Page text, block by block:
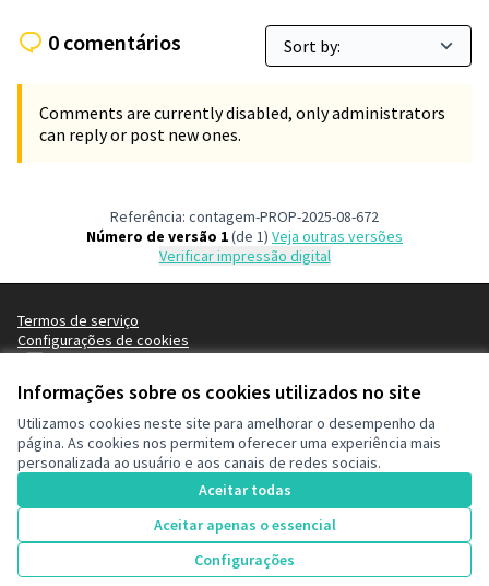
Informações sobre os cookies utilizados no site
Utilizamos cookies neste site para amelhorar o desempenho da
página. As cookies nos permitem oferecer uma experiência mais
personalizada ao usuário e aos canais de redes sociais.
Aceitar todas
Aceitar apenas o essencial
Configurações
66
Votes
0 comentários
Comments are currently disabled, only administrators
can reply or post new ones.
Referência: contagem-PROP-2025-08-672
Número de versão 1(de 1)
veja outras versões
Verificar impressão digital
Termos de serviço
Configurações de cookies
Decide Contagem no Instagram
(Link externo)
(Link externo)
(Link externo)
.